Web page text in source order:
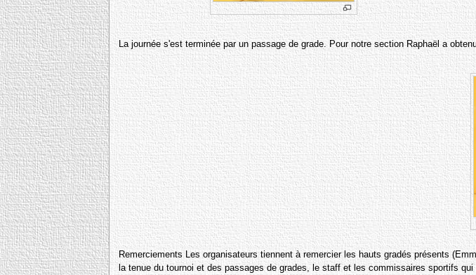
La journée s'est terminée par un passage de grade. Pour notre section Raphaël a
Remerciements Les organisateurs tiennent à remercier les hauts gradés présents
la tenue du tournoi et des passages de grades, le staff et les commissaires sportifs